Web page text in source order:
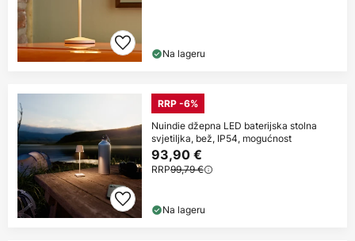
Na lageru
RRP -6%
Nuindie džepna LED baterijska stolna
svjetiljka, bež, IP54, mogućnost
93,90 €
RRP99,79 €
Na lageru